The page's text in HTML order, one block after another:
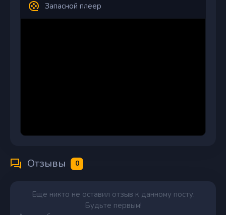
Запасной плеер
Отзывы 0
Еще никто не оставил отзыв к данному посту.
Будьте первым!